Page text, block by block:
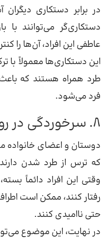
در برابر دستکاری
دستکاری‌گر می‌توانند با
عاطفی این افراد، آن‌ها را
این دستکاری‌ها معمولاً با
طرد همراه هستند که
فرد می‌شود.
۸. سرخوردگی در روابط نزدیک
دوستان و اعضای خانواده
که ترس از طرد شدن
وقتی این افراد دائماً
رفتار کنند، ممکن است
حتی ناامیدی کنند.
در نهایت، این موضوع